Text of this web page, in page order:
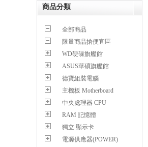
商品分類
全部商品
限量商品搶便宜區
WD硬碟旗艦館
ASUS華碩旗艦館
德寶組裝電腦
主機板 Motherboard
中央處理器 CPU
RAM 記憶體
獨立 顯示卡
電源供應器(POWER)